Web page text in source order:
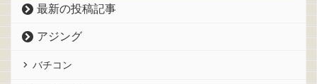
最新の投稿記事
アジング
バチコン